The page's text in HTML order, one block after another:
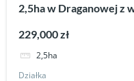
2,5ha w Draganowej z
229,000 zł
2,5ha
Działka